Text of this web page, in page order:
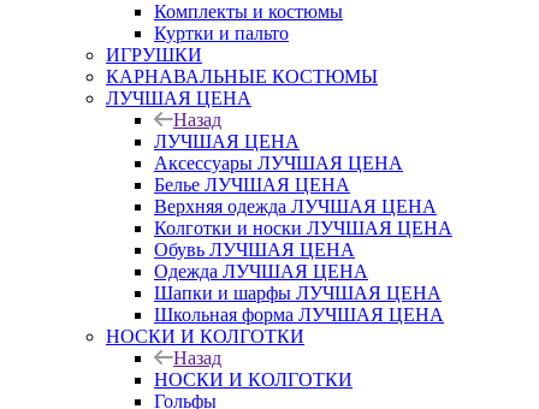
Комплекты и костюмы
Куртки и пальто
ИГРУШКИ
КАРНАВАЛЬНЫЕ КОСТЮМЫ
ЛУЧШАЯ ЦЕНА
Назад
ЛУЧШАЯ ЦЕНА
Аксессуары ЛУЧШАЯ ЦЕНА
Белье ЛУЧШАЯ ЦЕНА
Верхняя одежда ЛУЧШАЯ ЦЕНА
Колготки и носки ЛУЧШАЯ ЦЕНА
Обувь ЛУЧШАЯ ЦЕНА
Одежда ЛУЧШАЯ ЦЕНА
Шапки и шарфы ЛУЧШАЯ ЦЕНА
Школьная форма ЛУЧШАЯ ЦЕНА
НОСКИ И КОЛГОТКИ
Назад
НОСКИ И КОЛГОТКИ
Гольфы